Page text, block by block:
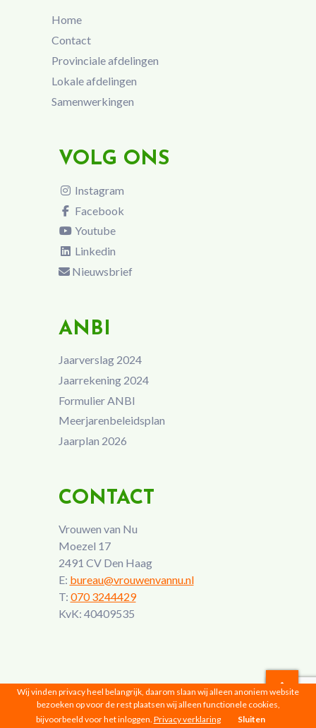
Home
Contact
Provinciale afdelingen
Lokale afdelingen
Samenwerkingen
VOLG ONS
Instagram
Facebook
Youtube
Linkedin
Nieuwsbrief
ANBI
Jaarverslag 2024
Jaarrekening 2024
Formulier ANBI
Meerjarenbeleidsplan
Jaarplan 2026
CONTACT
Vrouwen van Nu
Moezel 17
2491 CV Den Haag
E: bureau@vrouwenvannu.nl
T: 070 3244429
KvK: 40409535
Vrouwen van Nu © 2026 |Privacyverklaring
Wij vinden privacy heel belangrijk, daarom slaan wij alleen anoniem website
bezoeken op voor de rest plaatsen wij alleen functionele cookies,
bijvoorbeeld voor het inloggen. Privacy verklaring Sluiten